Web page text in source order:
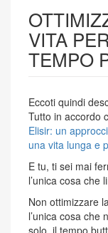
VITA
TEMPO
Eccoti quindi
Tutto in accordo
Elisir: un
una vita lunga e
E tu, ti sei mai
l’unica cosa che
Non ottimizzare
l’unica cosa che